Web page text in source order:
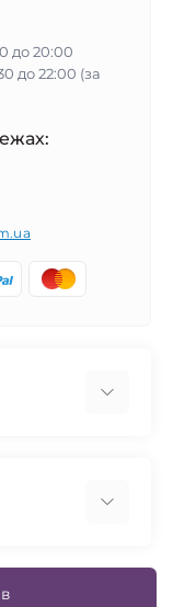
до 20:00
до 22:00 (за